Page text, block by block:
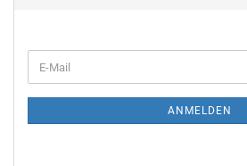
ZUR
E-
Mail
ANMELDEN